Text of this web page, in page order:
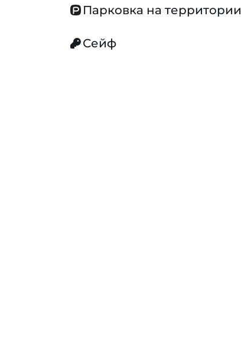
Парковка на территории
Сейф